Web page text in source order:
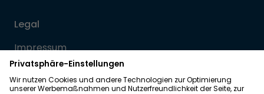
Legal
Impressum
Datenschutz
Allgemeine Geschäftsbedingungen